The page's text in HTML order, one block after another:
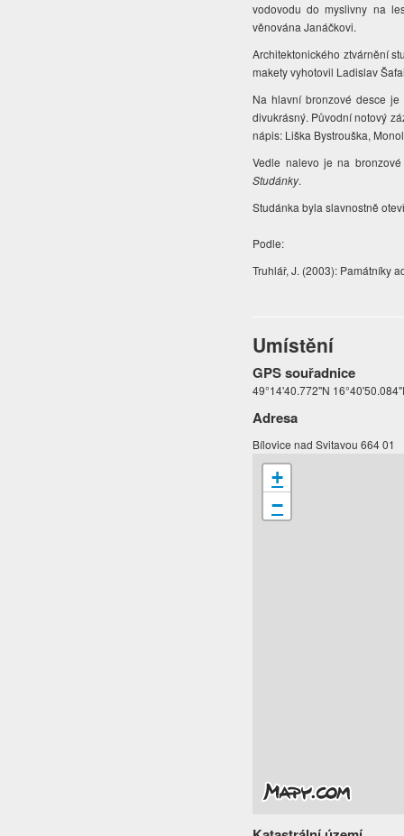
vodovodu do myslivny na
věnována Janáčkovi.
Architektonického ztvárnění
makety vyhotovil Ladislav
Na hlavní bronzové desce
divukrásný. Původní notový
nápis: Liška Bystrouška,
Vedle nalevo je na
Studánky.
Studánka byla slavnostně
Podle:
Truhlář, J. (2003): Památníky
Umístění
GPS souřadnice
49°14'40.772"N
Adresa
Bílovice nad Svitavou 664 01
+
−